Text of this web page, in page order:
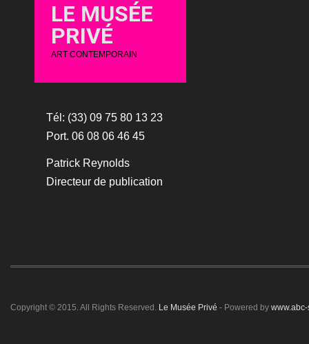
LE MUSÉE
PRIVÉ
ART CONTEMPORAIN
Tél: (33) 09 75 80 13 23
Port. 06 08 06 46 45
Patrick Reynolds
Directeur de publication
Copyright © 2015. All Rights Reserved. Le Musée Privé - Powered by